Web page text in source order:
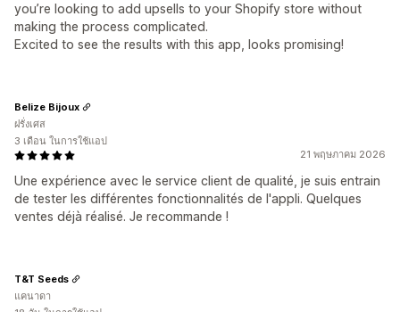
you’re looking to add upsells to your Shopify store without
making the process complicated.
Excited to see the results with this app, looks promising!
21 พฤษภาคม 2026
Une expérience avec le service client de qualité, je suis entrain
de tester les différentes fonctionnalités de l'appli. Quelques
ventes déjà réalisé. Je recommande !
Belize Bijoux
ฝรั่งเศส
3 เดือน ในการใช้แอป
T&T Seeds
แคนาดา